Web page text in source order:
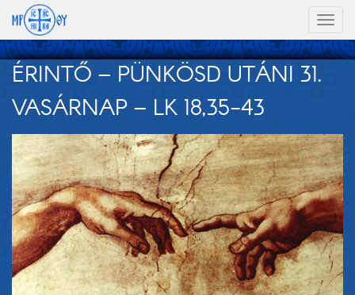
ÉRINTŐ – PÜNKÖSD UTÁNI 31.
VASÁRNAP – LK 18,35-43